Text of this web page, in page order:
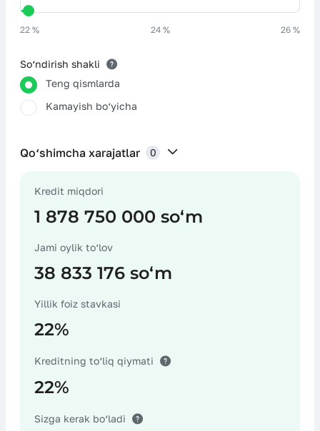
22 % 24 % 26 %
So‘ndirish shakli
Teng qismlarda
Kamayish bo‘yicha
Qo‘shimcha xarajatlar 0
Sug‘urta xarajatlari
Notarius хarajatlari
Boshqa хarajatlar
Kredit miqdori
1 878 750 000 soʻm
Jami oylik to‘lov
38 833 176 soʻm
Yillik foiz stavkasi
22%
Kreditning to‘liq qiymati
22%
Sizga kerak bo‘ladi